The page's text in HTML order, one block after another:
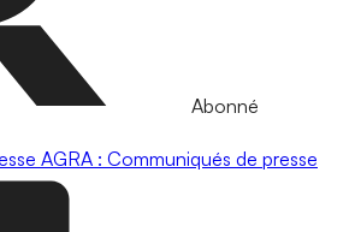
Abonné
AGRA : Communiqués de presse